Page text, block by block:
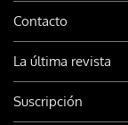
Contacto
La última revista
Suscripción